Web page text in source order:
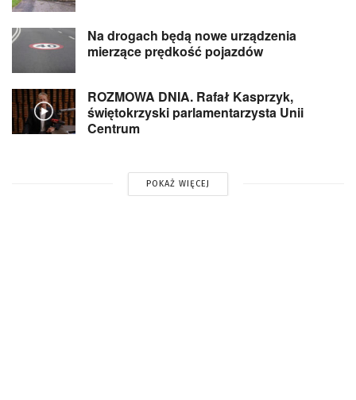
Na drogach będą nowe urządzenia
mierzące prędkość pojazdów
ROZMOWA DNIA. Rafał Kasprzyk,
świętokrzyski parlamentarzysta Unii
Centrum
POKAŻ WIĘCEJ